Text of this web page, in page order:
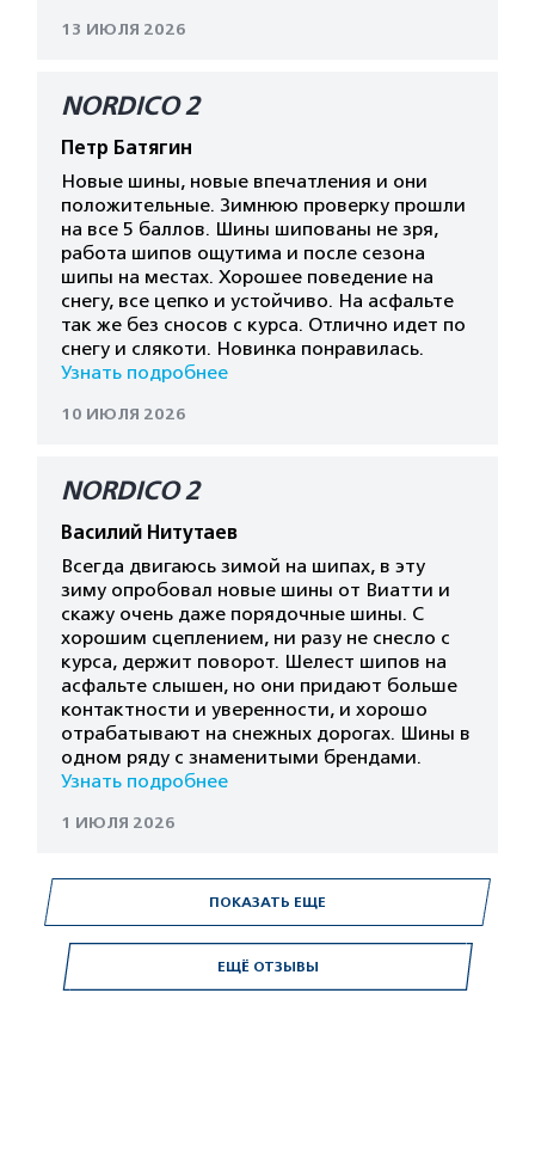
ЕЩЁ ОТЗЫВЫ
13 ИЮЛЯ 2026
NORDICO 2
Петр Батягин
Новые шины, новые впечатления и они
положительные. Зимнюю проверку прошли
на все 5 баллов. Шины шипованы не зря,
работа шипов ощутима и после сезона
шипы на местах. Хорошее поведение на
снегу, все цепко и устойчиво. На асфальте
так же без сносов с курса. Отлично идет по
снегу и слякоти. Новинка понравилась.
Узнать подробнее
10 ИЮЛЯ 2026
NORDICO 2
Василий Нитутаев
Всегда двигаюсь зимой на шипах, в эту
зиму опробовал новые шины от Виатти и
скажу очень даже порядочные шины. С
хорошим сцеплением, ни разу не снесло с
курса, держит поворот. Шелест шипов на
асфальте слышен, но они придают больше
контактности и уверенности, и хорошо
отрабатывают на снежных дорогах. Шины в
одном ряду с знаменитыми брендами.
Узнать подробнее
1 ИЮЛЯ 2026
ПОКАЗАТЬ ЕЩЕ